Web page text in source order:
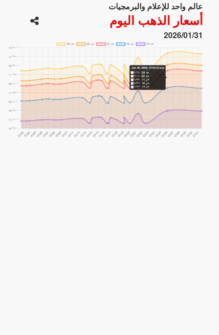
عالم واحد للإعلام والبرمجيات
أسعار الذهب اليوم
2026/01/31